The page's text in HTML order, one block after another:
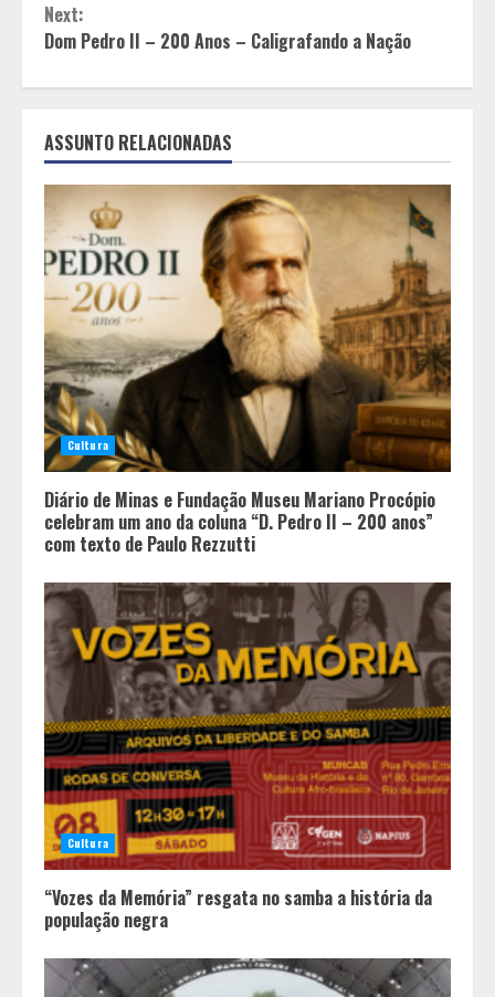
Next:
Dom Pedro II – 200 Anos – Caligrafando a Nação
ASSUNTO RELACIONADAS
Cultura
Diário de Minas e Fundação Museu Mariano Procópio
celebram um ano da coluna “D. Pedro II – 200 anos”
com texto de Paulo Rezzutti
Cultura
“Vozes da Memória” resgata no samba a história da
população negra